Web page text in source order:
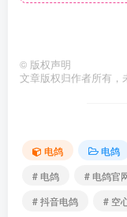
© 版权声明
文章版权归作者所有，
电鸽 电鸽
# 电鸽
# 电鸽官
# 抖音电鸽
# 空